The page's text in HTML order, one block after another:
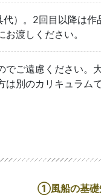
）。2回目以降は
渡しください。
でご遠慮ください。
別のカリキュラムで
①風船の基礎